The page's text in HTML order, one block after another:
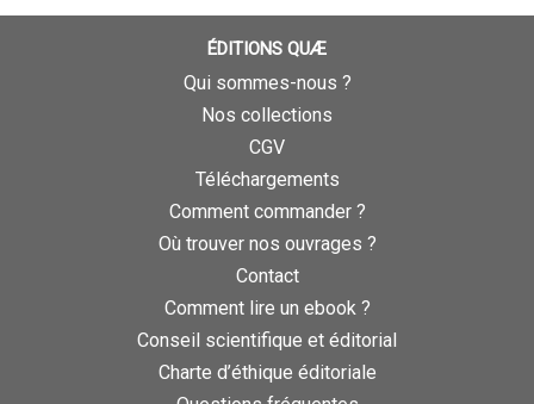
ÉDITIONS QUÆ
Qui sommes-nous ?
Nos collections
CGV
Téléchargements
Comment commander ?
Où trouver nos ouvrages ?
Contact
Comment lire un ebook ?
Conseil scientifique et éditorial
Charte d’éthique éditoriale